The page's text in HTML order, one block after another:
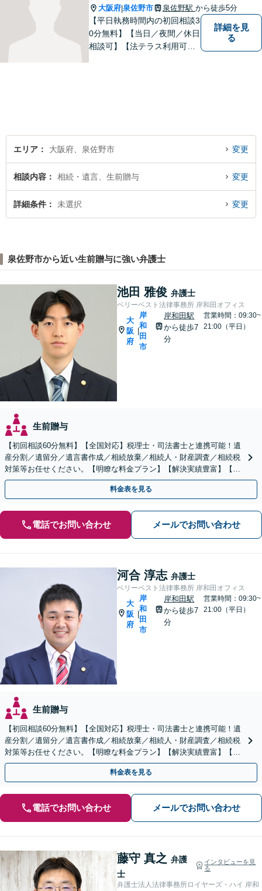
大阪府|泉佐野市 泉佐野駅 から徒歩5分
【平日執務時間内の初回相談3
0分無料】【当日／夜間／休日
相談可】【法テラス利用可】
詳細を見
る
エリア 大阪府、泉佐野市 変更
相談内容 相続・遺言、生前贈与 変更
詳細条件 未選択 変更
泉佐野市から近い生前贈与に強い弁護士
池田 雅俊 弁護士
ベリーベスト法律事務所 岸和田オフィス
大
阪
府
岸
和
田
市
岸和田駅
から徒歩7
分
営業時間：09:30~
21:00（平日）
生前贈与
【初回相談60分無料】【全国対応】税理士・司法書士と連携可能！遺
産分割／遺留分／遺言書作成／相続放棄／相続人・財産調査／相続税
対策等お任せください。【明瞭な料金プラン】【解決実績豊富】【電
話相談可】
料金表を見る
電話でお問い合わせ メールでお問い合わせ
河合 淳志 弁護士
ベリーベスト法律事務所 岸和田オフィス
大
阪
府
岸
和
田
市
岸和田駅
から徒歩7
分
営業時間：09:30~
21:00（平日）
生前贈与
【初回相談60分無料】【全国対応】税理士・司法書士と連携可能！遺
産分割／遺留分／遺言書作成／相続放棄／相続人・財産調査／相続税
対策等お任せください。【明瞭な料金プラン】【解決実績豊富】【電
話相談可】
料金表を見る
電話でお問い合わせ メールでお問い合わせ
藤守 真之 弁護
士
インタビューを見
る
弁護士法人法律事務所ロイヤーズ・ハイ 岸和